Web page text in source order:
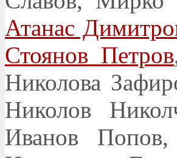
Атанас
Стоянов Петров
Николова
Николов
Иванов